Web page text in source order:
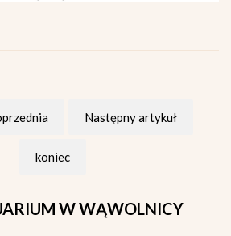
Następny artykuł
koniec
W WĄWOLNICY